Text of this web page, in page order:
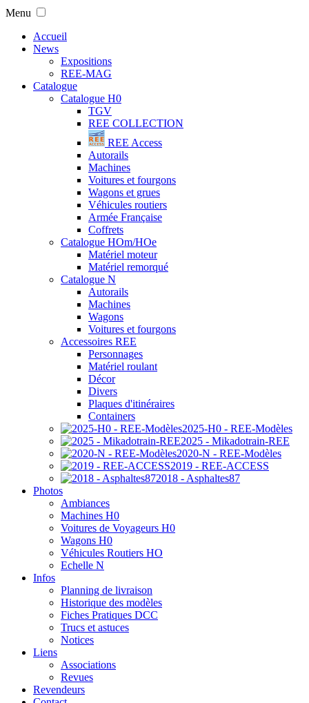
Menu
Accueil
News
Expositions
REE-MAG
Catalogue
Catalogue H0
TGV
REE COLLECTION
REE Access
Autorails
Machines
Voitures et fourgons
Wagons et grues
Véhicules routiers
Armée Française
Coffrets
Catalogue HOm/HOe
Matériel moteur
Matériel remorqué
Catalogue N
Autorails
Machines
Wagons
Voitures et fourgons
Accessoires REE
Personnages
Matériel roulant
Décor
Divers
Plaques d'itinéraires
Containers
2025-H0 - REE-Modèles
2025 - Mikadotrain-REE
2020-N - REE-Modèles
2019 - REE-ACCESS
2018 - Asphaltes87
Photos
Ambiances
Machines H0
Voitures de Voyageurs H0
Wagons H0
Véhicules Routiers HO
Echelle N
Infos
Planning de livraison
Historique des modèles
Fiches Pratiques DCC
Trucs et astuces
Notices
Liens
Associations
Revues
Revendeurs